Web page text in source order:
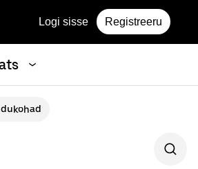
Logi sisse Registreeru